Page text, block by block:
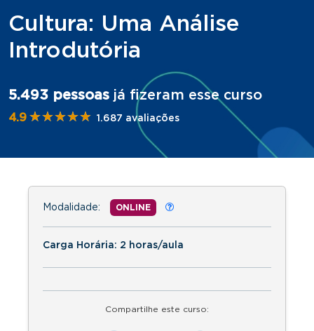
Cultura: Uma Análise
Introdutória
5.493 pessoas já fizeram esse curso
4.9 ★★★★★
★★★★★ 1.687 avaliações
Modalidade: ONLINE
Carga Horária: 2 horas/aula
Compartilhe este curso: